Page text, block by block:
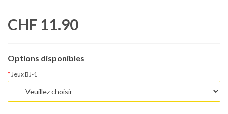
CHF 11.90
Options disponibles
Jeux BJ-1